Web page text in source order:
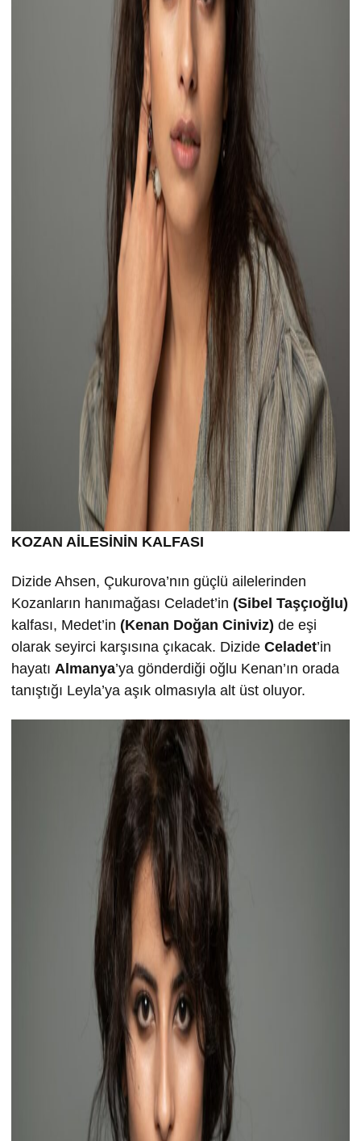
KOZAN AİLESİNİN KALFASI
Dizide Ahsen, Çukurova’nın güçlü ailelerinden
Kozanların hanımağası Celadet’in (Sibel Taşçıoğlu)
kalfası, Medet’in (Kenan Doğan Ciniviz) de eşi
olarak seyirci karşısına çıkacak. Dizide Celadet’in
hayatı Almanya’ya gönderdiği oğlu Kenan’ın orada
tanıştığı Leyla’ya aşık olmasıyla alt üst oluyor.